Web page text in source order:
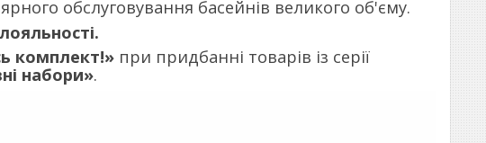
обслуговування басейнів великого об'єму.
комплект!» при придбанні товарів із серії
набори».